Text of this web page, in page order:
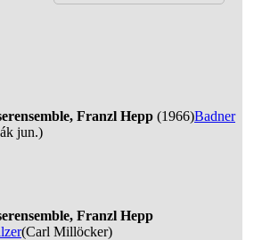
Franzl Hepp (1966)Badner
jun.)
Franzl Hepp
(Carl Millöcker)